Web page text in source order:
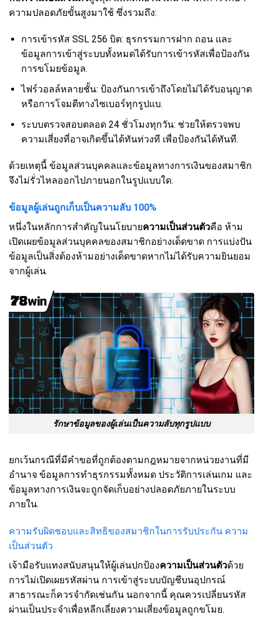
ความปลอดภัยขั้นสูงมาใช้ ซึ่งรวมถึง:
การเข้ารหัส SSL 256 บิต: ธุรกรรมการฝาก ถอน และ
ข้อมูลการเข้าสู่ระบบทั้งหมดได้รับการเข้ารหัสเพื่อป้องกัน
การขโมยข้อมูล.
ไฟร์วอลล์หลายชั้น: ป้องกันการเข้าถึงโดยไม่ได้รับอนุญาต
หรือการโจมตีทางไซเบอร์ทุกรูปแบ.
ระบบตรวจสอบตลอด 24 ชั่วโมงทุกวัน: ช่วยให้ตรวจพบ
ความเสี่ยงที่อาจเกิดขึ้นได้ทันท่วงที เพื่อป้องกันได้ทันที.
ด้วยเหตุนี้ ข้อมูลส่วนบุคคลและข้อมูลทางการเงินของสมาชิก
จึงไม่รั่วไหลออกไปภายนอกในรูปแบบใด.
ข้อมูลผู้เล่นถูกเก็บเป็นความลับ 100%
หนึ่งในหลักการสำคัญในนโยบายความเป็นส่วนตัวคือ ห้าม
เปิดเผยข้อมูลส่วนบุคคลของสมาชิกอย่างเด็ดขาด การแบ่งปัน
ข้อมูลเป็นสิ่งต้องห้ามอย่างเด็ดขาดหากไม่ได้รับความยินยอม
จากผู้เล่น.
รักษาข้อมูลของผู้เล่นเป็นความลับทุกรูปแบบ
ยกเว้นกรณีที่มีคำขอที่ถูกต้องตามกฎหมายจากหน่วยงานที่มี
อำนาจ ข้อมูลการทำธุรกรรมทั้งหมด ประวัติการเล่นเกม และ
ข้อมูลทางการเงินจะถูกจัดเก็บอย่างปลอดภัยภายในระบบ
ภายใน.
ความรับผิดชอบและสิทธิของสมาชิกในการรับประกัน ความ
เป็นส่วนตัว
เจ้ามือรับแทงสนับสนุนให้ผู้เล่นปกป้องความเป็นส่วนตัวด้วย
การไม่เปิดเผยรหัสผ่าน การเข้าสู่ระบบบัญชีบนอุปกรณ์
สาธารณะก็ควรจำกัดเช่นกัน นอกจากนี้ คุณควรเปลี่ยนรหัส
ผ่านเป็นประจำเพื่อหลีกเลี่ยงความเสี่ยงข้อมูลถูกขโมย.